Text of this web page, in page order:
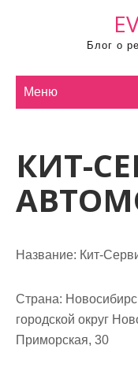
Блог о
Меню
КИТ-
Название: Кит-
Страна:
городской округ
Приморская, 30